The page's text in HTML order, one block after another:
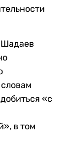
«с
в том